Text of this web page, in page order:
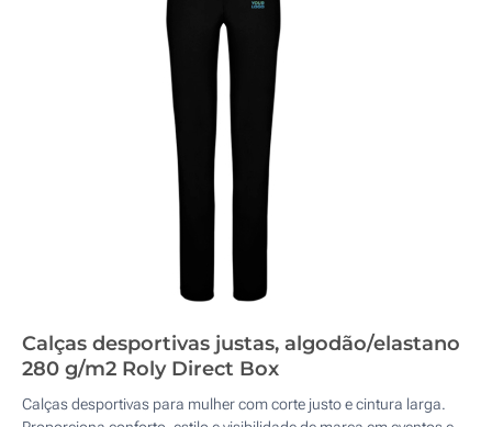
Calças desportivas justas, algodão/elastano
280 g/m2 Roly Direct Box
Calças desportivas para mulher com corte justo e cintura larga.